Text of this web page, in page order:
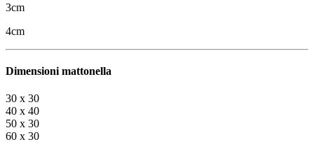
3cm
4cm
Dimensioni mattonella
30 x 30
40 x 40
50 x 30
60 x 30